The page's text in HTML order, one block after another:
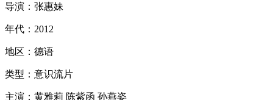
导演： 张惠妹
年代： 2012
地区： 德语
类型： 意识流片
主演： 黄雅莉 陈紫函 孙燕姿